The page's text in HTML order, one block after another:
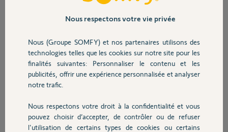
Sécurité
Domotique
Chauffage
ainsi que mes capteurs, mes télécommandes de volet Legrand Home
+ et une télécommande pour volet Voltec 433 Mhz avec une Box
Tahoma Prémium. Si ce n'est pas le cas, existe t-il des passerelles ?
vous remercie par avance.
Cordialement
Participer au fil de discussion
Nous respectons votre vie privée
Nous (Groupe SOMFY) et nos partenaires utilisons des
technologies telles que les cookies sur notre site pour les
finalités suivantes: Personnaliser le contenu et les
publicités, offrir une expérience personnalisée et analyser
notre trafic.
Nous respectons votre droit à la confidentialité et vous
pouvez choisir d’accepter, de contrôler ou de refuser
l'utilisation de certains types de cookies ou certains